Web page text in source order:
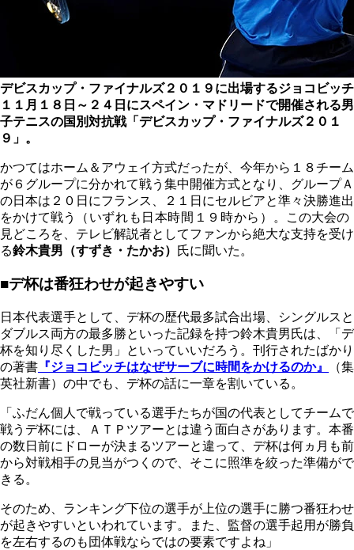
デビスカップ・ファイナルズ２０１９に出場するジョコビッチ
１１月１８日～２４日にスペイン・マドリードで開催される男
子テニスの国別対抗戦「デビスカップ・ファイナルズ２０１
９」。
かつてはホーム＆アウェイ方式だったが、今年から１８チーム
が６グループに分かれて戦う集中開催方式となり、グループＡ
の日本は２０日にフランス、２１日にセルビアと準々決勝進出
をかけて戦う
（いずれも日本時間１９時から）
。この大会の
見どころを、テレビ解説者としてファンから絶大な支持を受け
る鈴木貴男（すずき・たかお） 氏に聞いた。
■デ杯は番狂わせが起きやすい
日本代表選手として、デ杯の歴代最多試合出場、シングルスと
ダブルス両方の最多勝といった記録を持つ鈴木貴男氏は、「デ
杯を知り尽くした男」といっていいだろう。刊行されたばかり
の著書 『ジョコビッチはなぜサーブに時間をかけるのか』
（集
英社新書）の中でも、デ杯の話に一章を割いている。
「ふだん個人で戦っている選手たちが国の代表としてチームで
戦うデ杯には、ＡＴＰツアーとは違う面白さがあります。本番
の数日前にドローが決まるツアーと違って、デ杯は何ヵ月も前
から対戦相手の見当がつくので、そこに照準を絞った準備がで
きる。
そのため、ランキング下位の選手が上位の選手に勝つ番狂わせ
が起きやすいといわれています。また、監督の選手起用が勝負
を左右するのも団体戦ならではの要素ですよね」